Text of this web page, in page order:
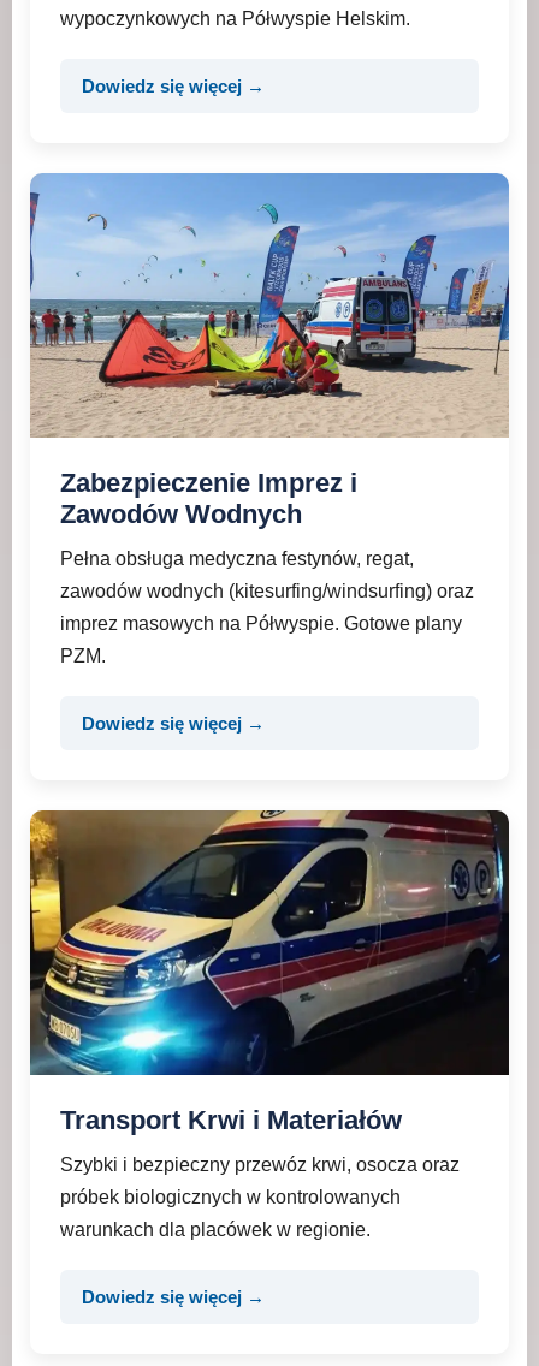
wypoczynkowych na Półwyspie Helskim.
Dowiedz się więcej →
Zabezpieczenie Imprez i
Zawodów Wodnych
Pełna obsługa medyczna festynów, regat,
zawodów wodnych (kitesurfing/windsurfing) oraz
imprez masowych na Półwyspie. Gotowe plany
PZM.
Dowiedz się więcej →
Transport Krwi i Materiałów
Szybki i bezpieczny przewóz krwi, osocza oraz
próbek biologicznych w kontrolowanych
warunkach dla placówek w regionie.
Dowiedz się więcej →